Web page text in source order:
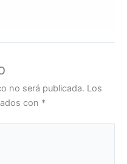
no será publicada. Los
con *